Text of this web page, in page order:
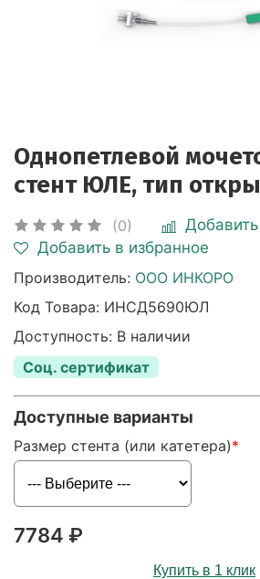
Однопетлевой
стент ЮЛЕ, тип
(0)
Добавить в избранное
Производитель: ООО ИНКОРО
Код Товара: ИНСД5690ЮЛ
Доступность: В наличии
Соц. сертификат
Доступные варианты
Размер стента (или катетера)
7784 ₽
Купить в 1 клик